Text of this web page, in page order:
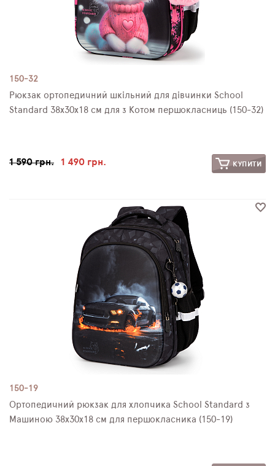
150-32
Рюкзак ортопедичний шкільний для дівчинки School
Standard 38х30х18 см для з Котом першокласниць (150-32)
1 590 грн. 1 490 грн. КУПИТИ
150-19
Ортопедичний рюкзак для хлопчика School Standard з
Машиною 38х30х18 см для першокласника (150-19)